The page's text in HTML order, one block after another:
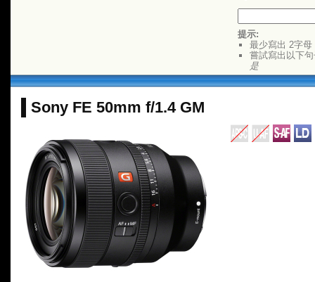
提示:
最少寫出 2字母
嘗試寫出以下
是
Sony FE 50mm f/1.4 GM